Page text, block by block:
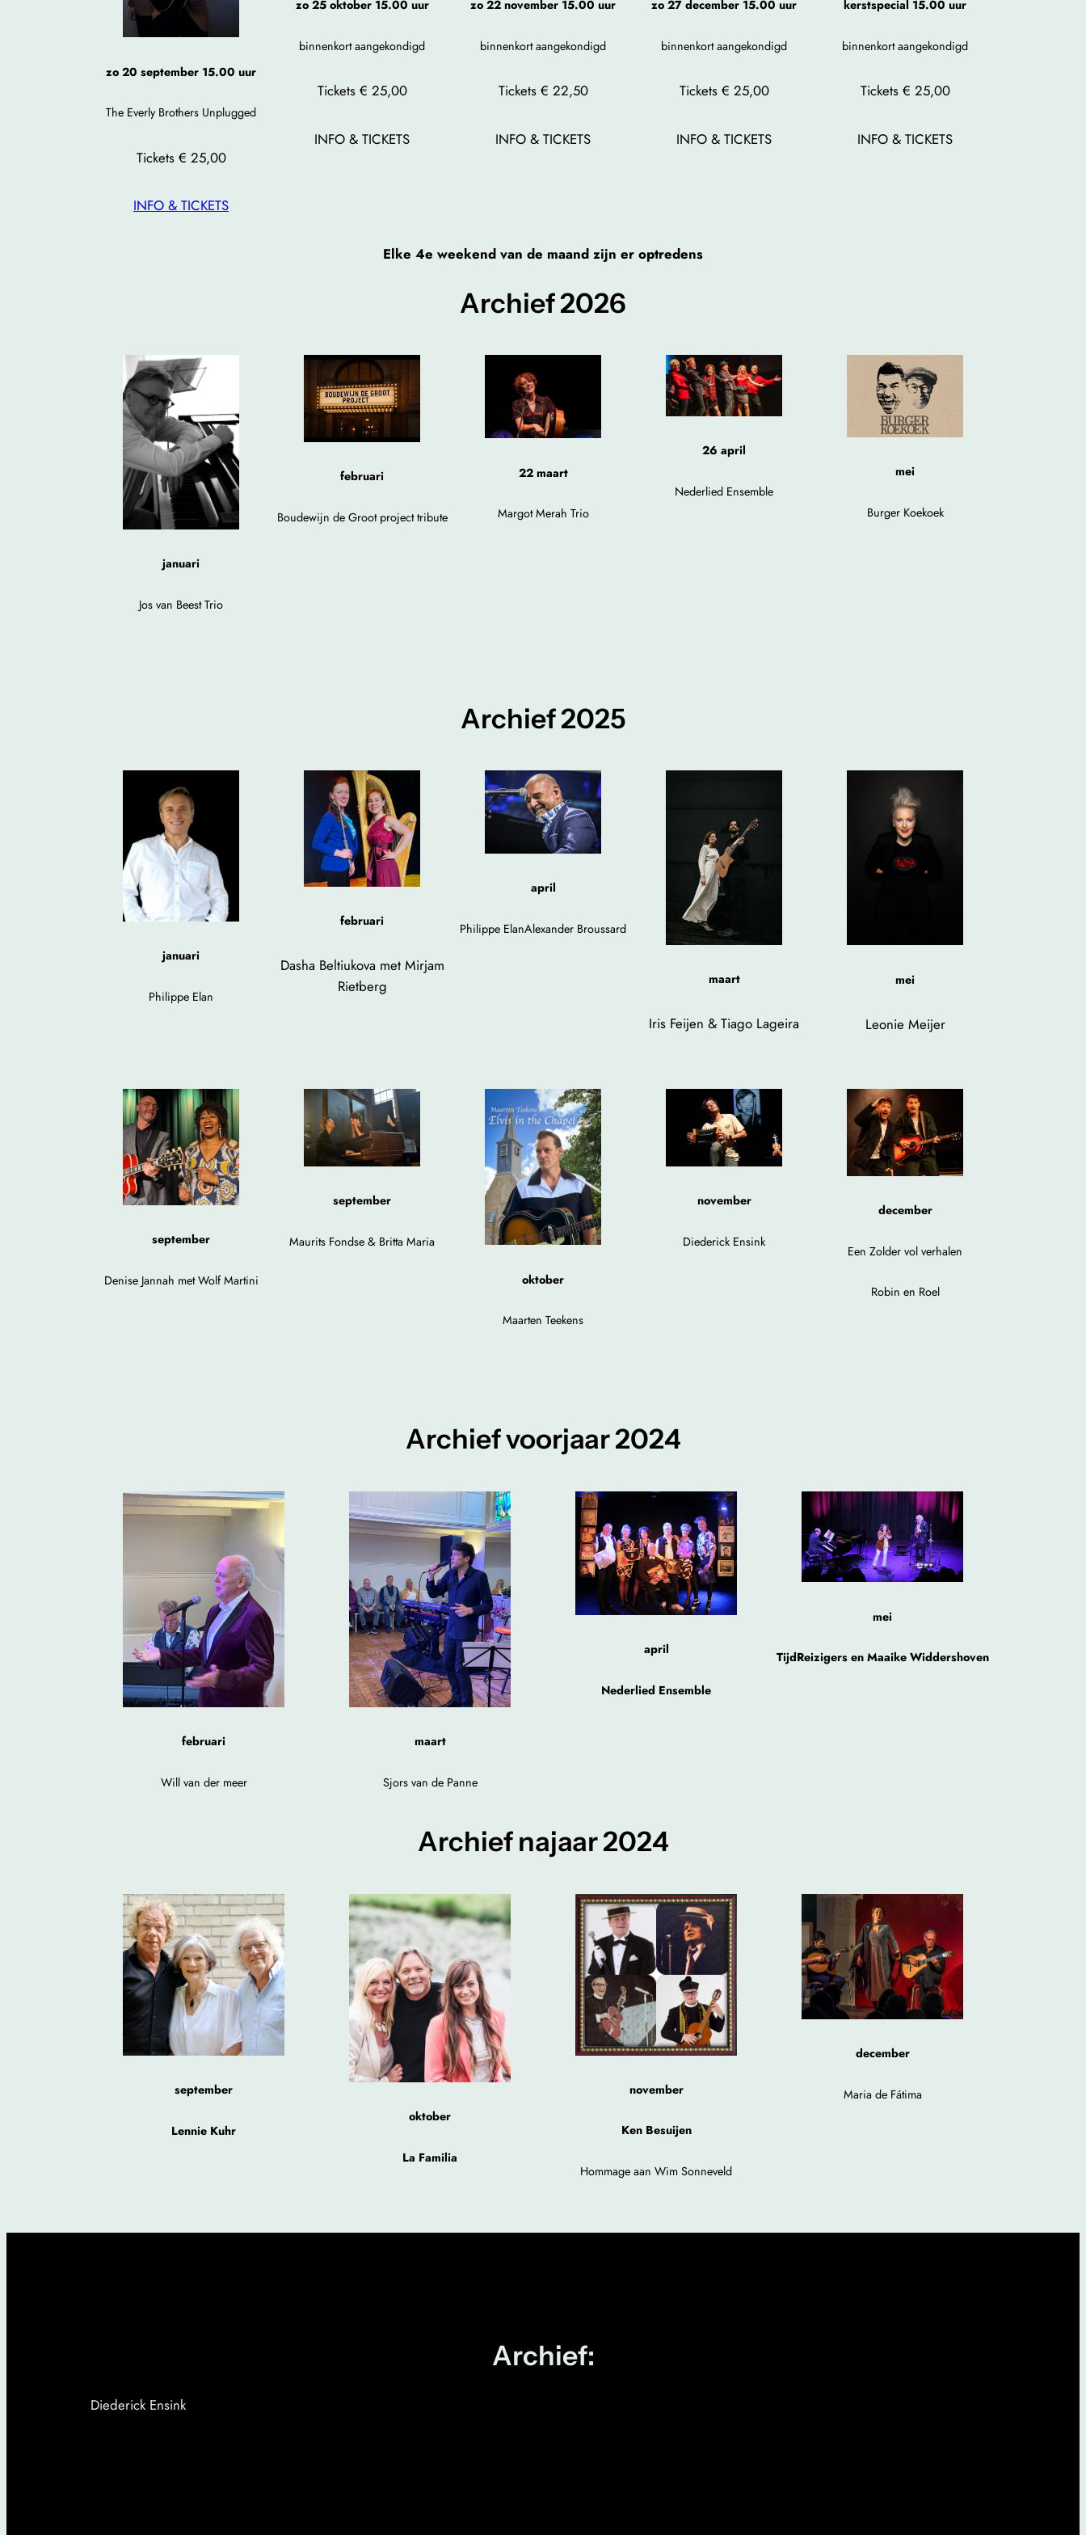
zo 20 september 15.00 uur
The Everly Brothers Unplugged
Tickets € 25,00
INFO & TICKETS
zo 25 oktober 15.00 uur
binnenkort aangekondigd
Tickets € 25,00
INFO & TICKETS
zo 22 november 15.00 uur
binnenkort aangekondigd
Tickets € 22,50
INFO & TICKETS
zo 27 december 15.00 uur
binnenkort aangekondigd
Tickets € 25,00
INFO & TICKETS
kerstspecial 15.00 uur
binnenkort aangekondigd
Tickets € 25,00
INFO & TICKETS
Elke 4e weekend van de maand zijn er optredens
Archief 2026
januari
Jos van Beest Trio
februari
Boudewijn de Groot project tribute
22 maart
Margot Merah Trio
26 april
Nederlied Ensemble
mei
Burger Koekoek
Archief 2025
januari
Philippe Elan
februari
Dasha Beltiukova met Mirjam
Rietberg
april
Philippe ElanAlexander Broussard
maart
Iris Feijen & Tiago Lageira
mei
Leonie Meijer
september
Denise Jannah met Wolf Martini
september
Maurits Fondse & Britta Maria
oktober
Maarten Teekens
november
Diederick Ensink
december
Een Zolder vol verhalen
Robin en Roel
Archief voorjaar 2024
februari
Will van der meer
maart
Sjors van de Panne
april
Nederlied Ensemble
mei
TijdReizigers en Maaike Widdershoven
Archief najaar 2024
september
Lennie Kuhr
oktober
La Familia
november
Ken Besuijen
Hommage aan Wim Sonneveld
december
Maria de Fátima
Archief:
Diederick Ensink